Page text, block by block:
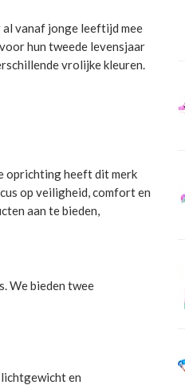
vanaf jonge leeftijd mee
hun tweede levensjaar
vrolijke kleuren.
oprichting heeft dit merk
op veiligheid, comfort en
aan te bieden,
We bieden twee
en